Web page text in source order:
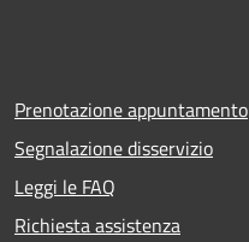
Prenotazione appuntamento
Segnalazione disservizio
Leggi le FAQ
Richiesta assistenza